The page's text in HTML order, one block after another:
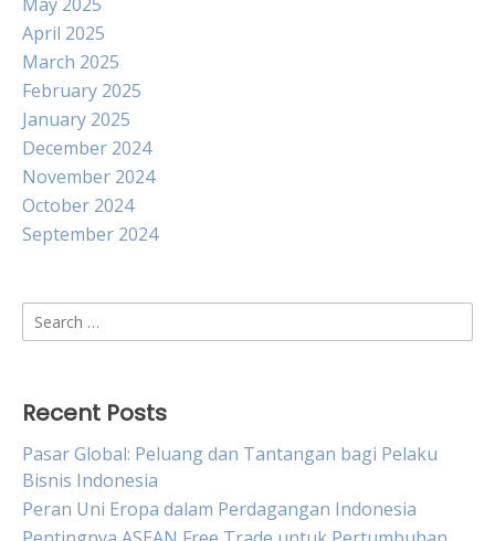
April 2025
March 2025
February 2025
January 2025
December 2024
November 2024
October 2024
September 2024
Search
for:
Recent Posts
Pasar Global: Peluang dan Tantangan bagi Pelaku
Bisnis Indonesia
Peran Uni Eropa dalam Perdagangan Indonesia